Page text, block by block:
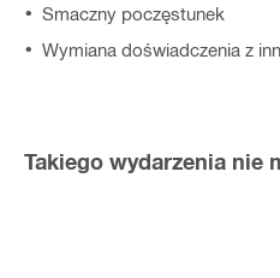
Smaczny poczęstunek
Wymiana doświadczenia z
Takiego wydarzenia nie